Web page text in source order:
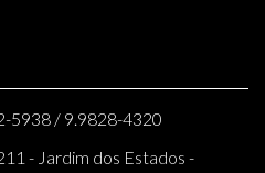
5938 / 9.9828-4320
- Jardim dos Estados -